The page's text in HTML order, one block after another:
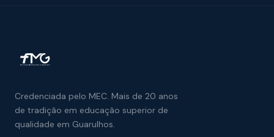
Credenciada pelo MEC. Mais de 20 anos
de tradição em educação superior de
qualidade em Guarulhos.